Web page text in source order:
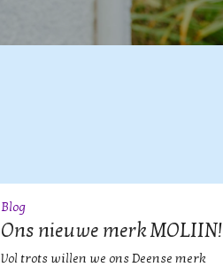
Blog
Ons nieuwe merk MOLIIN!
Vol trots willen we ons Deense merk